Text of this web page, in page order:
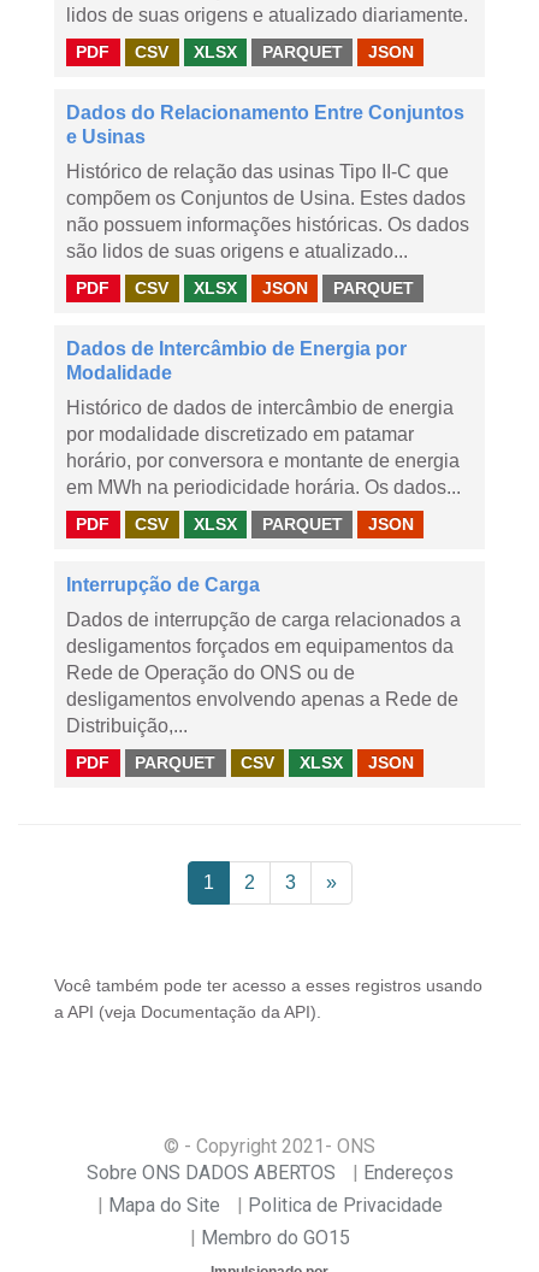
lidos de suas origens e atualizado diariamente.
PDF CSV XLSX PARQUET JSON
Dados do Relacionamento Entre Conjuntos
e Usinas
Histórico de relação das usinas Tipo II-C que
compõem os Conjuntos de Usina. Estes dados
não possuem informações históricas. Os dados
são lidos de suas origens e atualizado...
PDF CSV XLSX JSON PARQUET
Dados de Intercâmbio de Energia por
Modalidade
Histórico de dados de intercâmbio de energia
por modalidade discretizado em patamar
horário, por conversora e montante de energia
em MWh na periodicidade horária. Os dados...
PDF CSV XLSX PARQUET JSON
Interrupção de Carga
Dados de interrupção de carga relacionados a
desligamentos forçados em equipamentos da
Rede de Operação do ONS ou de
desligamentos envolvendo apenas a Rede de
Distribuição,...
PDF PARQUET CSV XLSX JSON
1 2 3 »
Você também pode ter acesso a esses registros usando
a API (veja Documentação da API ).
© - Copyright 2021 - ONS
Sobre ONS DADOS ABERTOS
Endereços
Mapa do Site
Politica de Privacidade
Membro do GO15